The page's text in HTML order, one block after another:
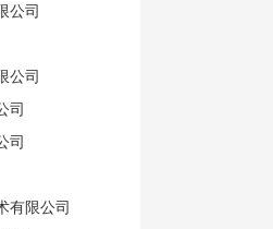
公司
公司
司
司
有限公司